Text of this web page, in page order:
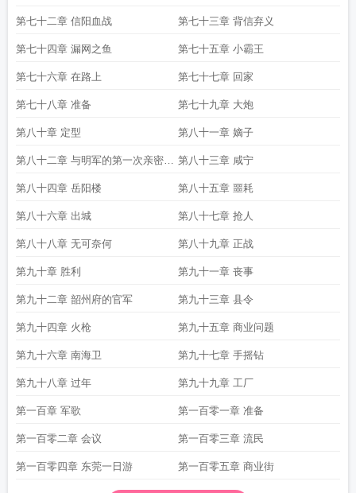
第七十二章 信阳血战 第七十三章 背信弃义
第七十四章 漏网之鱼 第七十五章 小霸王
第七十六章 在路上 第七十七章 回家
第七十八章 准备 第七十九章 大炮
第八十章 定型 第八十一章 嫡子
第八十二章 与明军的第一次亲密接
触
第八十三章 咸宁
第八十四章 岳阳楼 第八十五章 噩耗
第八十六章 出城 第八十七章 抢人
第八十八章 无可奈何 第八十九章 正战
第九十章 胜利 第九十一章 丧事
第九十二章 韶州府的官军 第九十三章 县令
第九十四章 火枪 第九十五章 商业问题
第九十六章 南海卫 第九十七章 手摇钻
第九十八章 过年 第九十九章 工厂
第一百章 军歌 第一百零一章 准备
第一百零二章 会议 第一百零三章 流民
第一百零四章 东莞一日游 第一百零五章 商业街